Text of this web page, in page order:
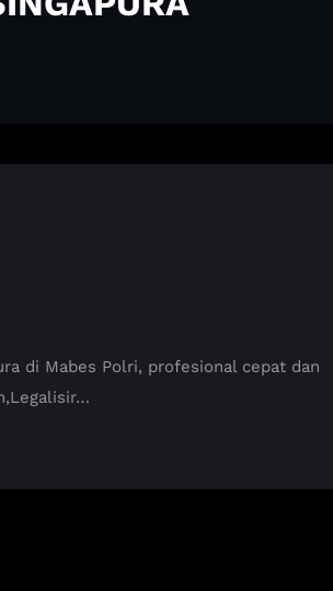
di Mabes Polri, profesional cepat dan